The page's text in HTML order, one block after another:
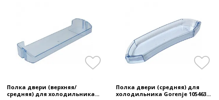
Полка двери (верхняя/
средняя) для холодильника...
Полка двери (средняя) для
холодильника Gorenje 105463...